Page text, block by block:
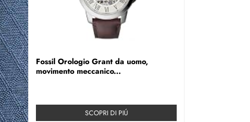
Fossil Orologio Grant da uomo,
movimento meccanico...
SCOPRI DI PIÚ